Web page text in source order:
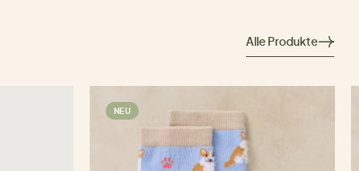
Alle Produkte
NEU